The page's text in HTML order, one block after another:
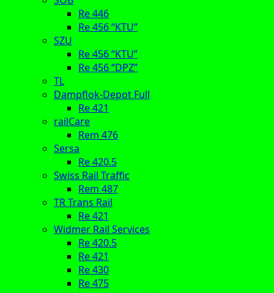
Re 446
Re 456 “KTU”
SZU
Re 456 “KTU”
Re 456 “DPZ”
TL
Dampflok-Depot Full
Re 421
railCare
Rem 476
Sersa
Re 420.5
Swiss Rail Traffic
Rem 487
TR Trans Rail
Re 421
Widmer Rail Services
Re 420.5
Re 421
Re 430
Re 475